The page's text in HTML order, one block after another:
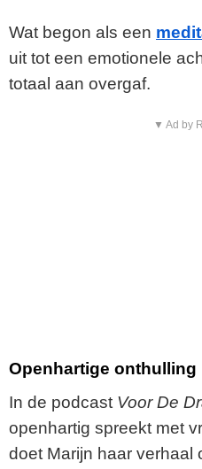
Wat begon als een
uit tot een emotionele
totaal aan overgaf.
▼ Ad by
Openhartige onthulling
In de podcast Voor De
openhartig spreekt met
doet Marijn haar verhaal